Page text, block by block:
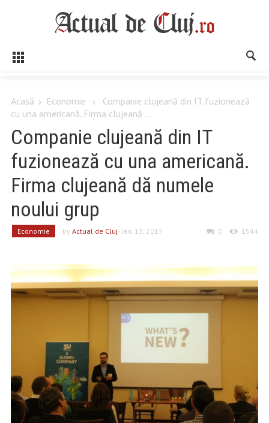
Acasă Economie
Companie clujeană din IT fuzionează
cu una americană. Firma clujeană ...
Companie clujeană din IT
fuzionează cu una americană.
Firma clujeană dă numele
noului grup
Economie by Actual de Cluj- ian. 13, 2017 0 1544